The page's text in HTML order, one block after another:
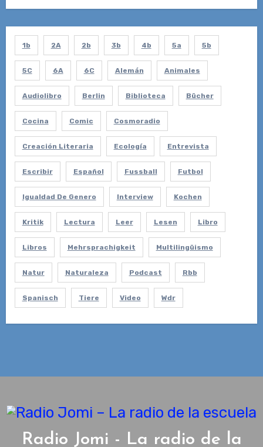
1b 2A 2b 3b 4b 5a 5b
5C 6A 6C Alemán Animales
Audiolibro Berlin Biblioteca Bücher
Cocina Comic Cosmoradio
Creación Literaria Ecología Entrevista
Escribir Español Fussball Futbol
Igualdad De Genero Interview Kochen
Kritik Lectura Leer Lesen Libro
Libros Mehrsprachigkeit Multilingüismo
Natur Naturaleza Podcast Rbb
Spanisch Tiere Video Wdr
Radio Jomi - La radio de la